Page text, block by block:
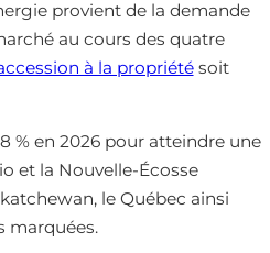
provient de la demande
au cours des quatre
à la propriétésoit
% en 2026 pour atteindre une
et la Nouvelle-Écosse
le Québec ainsi
marquées.